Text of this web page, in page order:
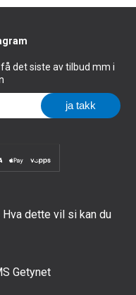
det siste av tilbud mm i
dette vil si kan du
Getynet